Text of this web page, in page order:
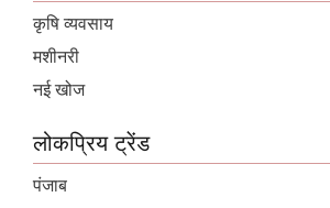
कृषि व्यवसाय
मशीनरी
नई खोज
लोकप्रिय ट्रेंड
पंजाब